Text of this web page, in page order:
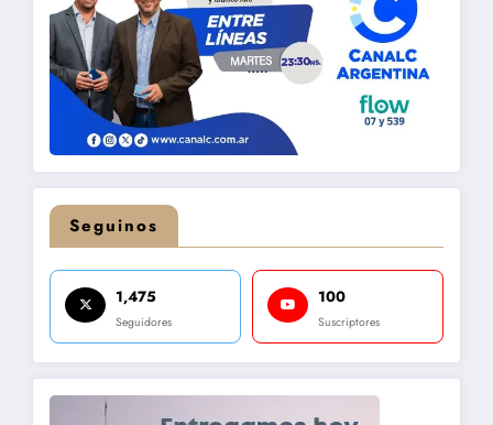
Seguinos
1,475
Seguidores
100
Suscriptores